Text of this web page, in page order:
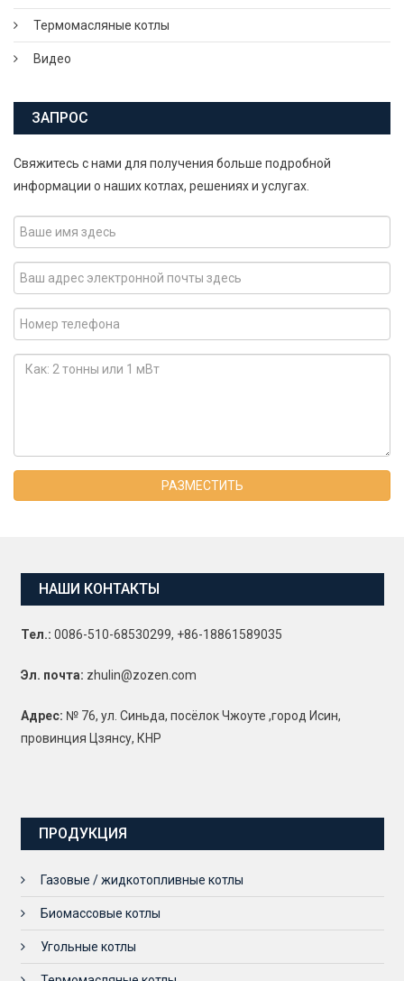
Термомасляные котлы
Видео
ЗАПРОС
Свяжитесь с нами для получения больше подробной
информации о наших котлах, решениях и услугах.
РАЗМЕСТИТЬ
НАШИ КОНТАКТЫ
Тел.: 0086-510-68530299, +86-18861589035
Эл. почта: zhulin@zozen.com
Адрес: № 76, ул. Синьда, посёлок Чжоуте ,город Исин,
провинция Цзянсу, КНР
ПРОДУКЦИЯ
Газовые / жидкотопливные котлы
Биомассовые котлы
Угольные котлы